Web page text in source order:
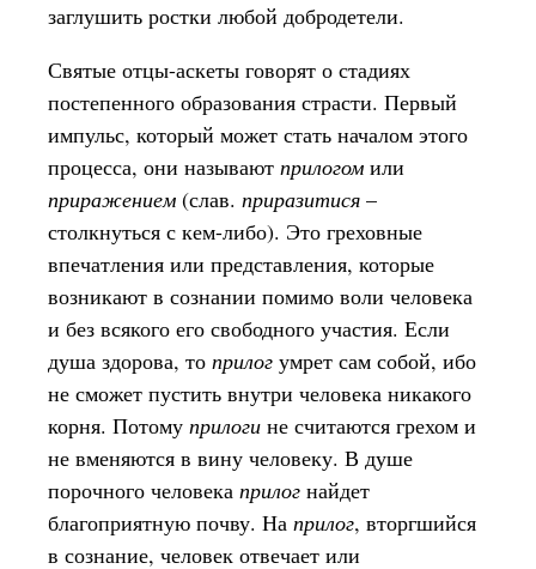
заглушить ростки любой добродетели.
Святые отцы-аскеты говорят о стадиях
постепенного образования страсти. Первый
импульс, который может стать началом этого
процесса, они называют прилогом или
приражением (слав. приразитися –
столкнуться с кем-либо). Это греховные
впечатления или представления, которые
возникают в сознании помимо воли человека
и без всякого его свободного участия. Если
душа здорова, то прилог умрет сам собой, ибо
не сможет пустить внутри человека никакого
корня. Потому прилоги не считаются грехом и
не вменяются в вину человеку. В душе
порочного человека прилог найдет
благоприятную почву. На прилог, вторгшийся
в сознание, человек отвечает или